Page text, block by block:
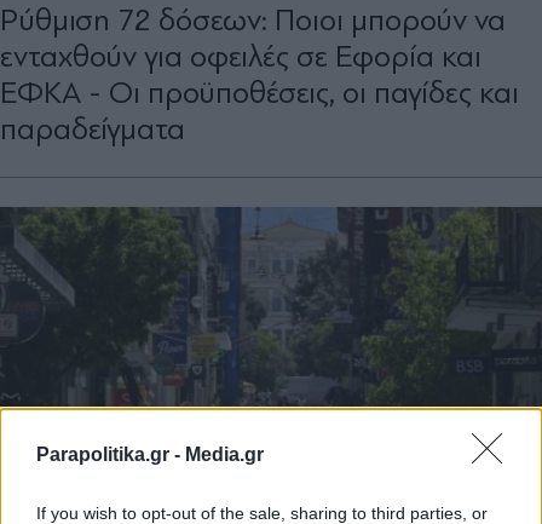
Parapolitika.gr - Media.gr
If you wish to opt-out of the sale, sharing to third parties, or
Ρύθμιση 72 δόσεων: Ποιοι μπορούν να
ενταχθούν για οφειλές σε Εφορία και
ΕΦΚΑ - Οι προϋποθέσεις, οι παγίδες και
παραδείγματα